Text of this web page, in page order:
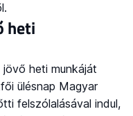
heti
jövő heti munkáját
ülésnap Magyar
felszólalásával indul,